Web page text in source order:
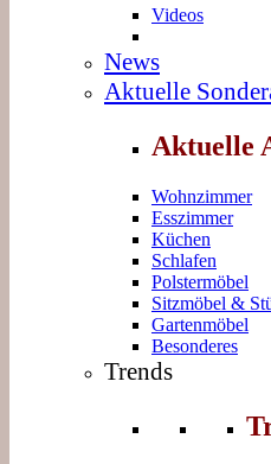
Videos
News
Aktuelle
Aktuelle
Wohnzimmer
Esszimmer
Küchen
Schlafen
Polstermöbel
Sitzmöbel &
Gartenmöbel
Besonderes
Trends